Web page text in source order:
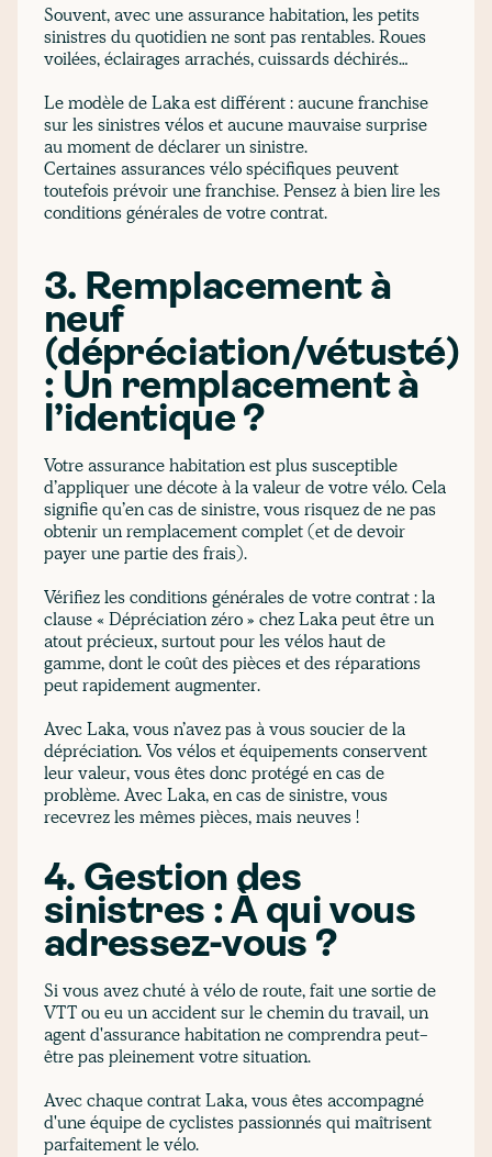
Souvent, avec une assurance habitation, les petits
sinistres du quotidien ne sont pas rentables. Roues
voilées, éclairages arrachés, cuissards déchirés…
Le modèle de Laka est différent : aucune franchise
sur les sinistres vélos et aucune mauvaise surprise
au moment de déclarer un sinistre.
Certaines assurances vélo spécifiques peuvent
toutefois prévoir une franchise. Pensez à bien lire les
conditions générales de votre contrat.
3. Remplacement à
neuf
(dépréciation/vétusté)
: Un remplacement à
l’identique ?
Votre assurance habitation est plus susceptible
d’appliquer une décote à la valeur de votre vélo. Cela
signifie qu’en cas de sinistre, vous risquez de ne pas
obtenir un remplacement complet (et de devoir
payer une partie des frais).
Vérifiez les conditions générales de votre contrat : la
clause « Dépréciation zéro » chez Laka peut être un
atout précieux, surtout pour les vélos haut de
gamme, dont le coût des pièces et des réparations
peut rapidement augmenter.
Avec Laka, vous n’avez pas à vous soucier de la
dépréciation. Vos vélos et équipements conservent
leur valeur, vous êtes donc protégé en cas de
problème. Avec Laka, en cas de sinistre, vous
recevrez les mêmes pièces, mais neuves !
4. Gestion des
sinistres : À qui vous
adressez-vous ?
Si vous avez chuté à vélo de route, fait une sortie de
VTT ou eu un accident sur le chemin du travail, un
agent d'assurance habitation ne comprendra peut-
être pas pleinement votre situation.
Avec chaque contrat Laka, vous êtes accompagné
d'une équipe de cyclistes passionnés qui maîtrisent
parfaitement le vélo.